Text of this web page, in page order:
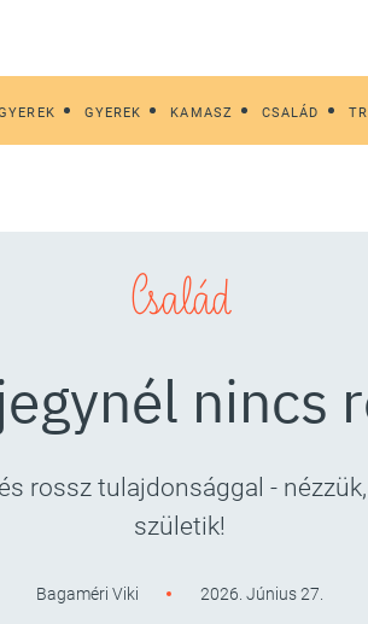
GYEREK KAMASZ CSALÁD
Család
nincs
rossz tulajdonsággal -
születik!
Bagaméri Viki 2026. Június 27.